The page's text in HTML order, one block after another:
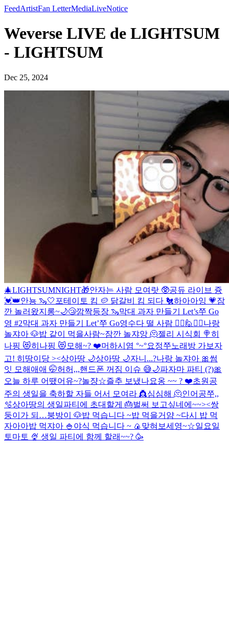
FeedArtistFan LetterMediaLiveNotice
Weverse LIVE de LIGHTSUM
- LIGHTSUM
Dec 25, 2024
🎄LIGHTSUMNIGHT🎁안자는 사람 모여랏 🥸공듀 라이브 즁
💓👑안뇽 🦦🤍 포테이토 킴 🥔 닭갈비 킴 되다 🐔하아아잉 💗잠
깐 놀러왔지롱~🌙😴깜짝등장 🦦막대 과자 만들기 Let’s쭈 Go
영 #2막대 과자 만들기 Let’쭈 Go영수다 떨 사람 🙋‍♀️🙋🙋‍♂️나랑
놀쟈아 🐶밥 같이 먹을사람~잠깐 놀쟈앙 🫠젤리 시식회 🍭히
나핑 😻히나핑 😻 모해~? ❤️머하시염 °~°요정쭈노래방 가보자
고! 히땅이당 ><상아땅 🌙상아땅 🌙자니...?나랑 놀쟈아 🎀썸
잇 모해애애 🤭허허,,,핸드폰 꺼짐 이슈 😅🌙파자마 파티 (?)🎀
오늘 하루 어땠어유~?놀쟝☆즐추 보냈나요옹 ~~ ? ❤️초원공
주의 생일을 축하할 자들 어서 모여라 👸심심해 🫠인어공쭈,,
🫧상아땅의 생일파티에 초대할게 🎂벌써 보고싶네에~~><쌍
둥이가 되…붕방이 🐶밥 먹습니다 ~밥 먹을거얌 ~다시 밥 먹
자아아밥 먹쟈아 🍚 야식 먹습니다 ~ 🍙 맞혀보세영~☆일요일
토마토 🍨 생일 파티에 함께 할래~~? 🥳